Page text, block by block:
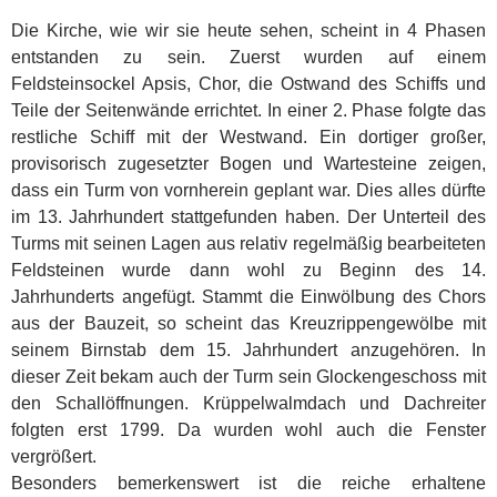
Die Kirche, wie wir sie heute sehen, scheint in 4 Phasen
entstanden zu sein. Zuerst wurden auf einem
Feldsteinsockel Apsis, Chor, die Ostwand des Schiffs und
Teile der Seitenwände errichtet. In einer 2. Phase folgte das
restliche Schiff mit der Westwand. Ein dortiger großer,
provisorisch zugesetzter Bogen und Wartesteine zeigen,
dass ein Turm von vornherein geplant war. Dies alles dürfte
im 13. Jahrhundert stattgefunden haben. Der Unterteil des
Turms mit seinen Lagen aus relativ regelmäßig bearbeiteten
Feldsteinen wurde dann wohl zu Beginn des 14.
Jahrhunderts angefügt. Stammt die Einwölbung des Chors
aus der Bauzeit, so scheint das Kreuzrippengewölbe mit
seinem Birnstab dem 15. Jahrhundert anzugehören. In
dieser Zeit bekam auch der Turm sein Glockengeschoss mit
den Schallöffnungen. Krüppelwalmdach und Dachreiter
folgten erst 1799. Da wurden wohl auch die Fenster
vergrößert.
Besonders bemerkenswert ist die reiche erhaltene